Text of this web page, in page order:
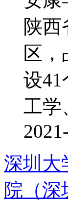
陕
区
设
工学
深圳大
院（深